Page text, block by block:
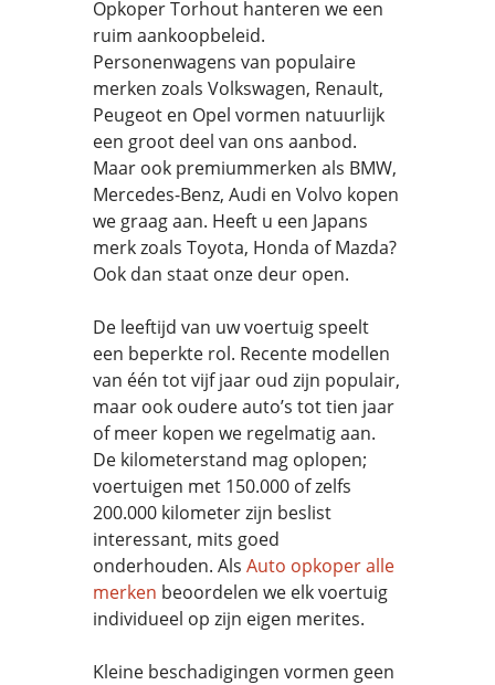
Opkoper Torhout hanteren we een
ruim aankoopbeleid.
Personenwagens van populaire
merken zoals Volkswagen, Renault,
Peugeot en Opel vormen natuurlijk
een groot deel van ons aanbod.
Maar ook premiummerken als BMW,
Mercedes-Benz, Audi en Volvo kopen
we graag aan. Heeft u een Japans
merk zoals Toyota, Honda of Mazda?
Ook dan staat onze deur open.
De leeftijd van uw voertuig speelt
een beperkte rol. Recente modellen
van één tot vijf jaar oud zijn populair,
maar ook oudere auto’s tot tien jaar
of meer kopen we regelmatig aan.
De kilometerstand mag oplopen;
voertuigen met 150.000 of zelfs
200.000 kilometer zijn beslist
interessant, mits goed
onderhouden. Als Auto opkoper alle
merken beoordelen we elk voertuig
individueel op zijn eigen merites.
Kleine beschadigingen vormen geen